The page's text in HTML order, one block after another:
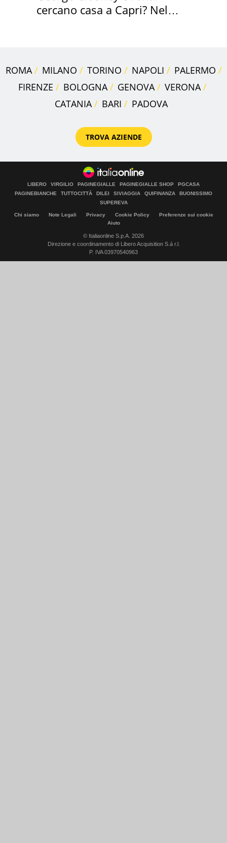
cercano casa a Capri? Nel
ROMA MILANO TORINO NAPOLI
PALERMO
FIRENZE
BOLOGNA GENOVA
VERONA
CATANIA
BARI PADOVA
TROVA AZIENDE
LIBERO VIRGILIO PAGINEGIALLE PAGINEGIALLE SHOP
PGCASA
PAGINEBIANCHE
TUTTOCITTÀ DILEI SIVIAGGIA QUIFINANZA
BUONISSIMO
SUPEREVA
Chi siamo Note Legali Privacy Cookie Policy
Preferenze sui cookie
Aiuto
© Italiaonline S.p.A. 2026
Direzione e coordinamento di Libero Acquisition S.á r.l.
P. IVA 03970540963